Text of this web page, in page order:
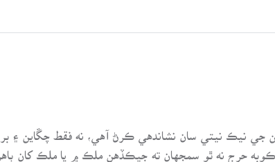
جي نيڪ نيتي سان نشاندهي ڪرڻ آهي، نه فقط چڱاين ۽
حرج نه ٿو سمجهان ته جيڪڏهن ملڪ ۾ يا ملڪ کان ٻاهر